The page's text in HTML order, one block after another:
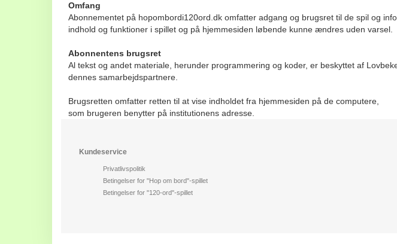
Omfang
Abonnementet på hopombordi120ord.dk omfatter adgang og brugsret til de spil og
indhold og funktioner i spillet og på hjemmesiden løbende kunne ændres uden varsel.
Abonnentens brugsret
Al tekst og andet materiale, herunder programmering og koder, er beskyttet af
dennes samarbejdspartnere.
Brugsretten omfatter retten til at vise indholdet fra hjemmesiden på de computere,
som brugeren benytter på institutionens adresse.
Kundeservice
Privatlivspolitik
Betingelser for "Hop om bord"-spillet
Betingelser for "120-ord"-spillet